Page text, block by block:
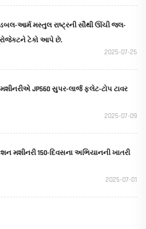
આર્મ મસ્તુલ રાષ્ટ્રની સૌથી ઊંચી જલ-
ટેકો આપે છે.
2025-07-25
JP560 સુપર-લાર્જ ફ્લેટ-ટોપ ટાવર
2025-07-09
150-દિવસના અભિયાનની ખાતરી
2025-07-01